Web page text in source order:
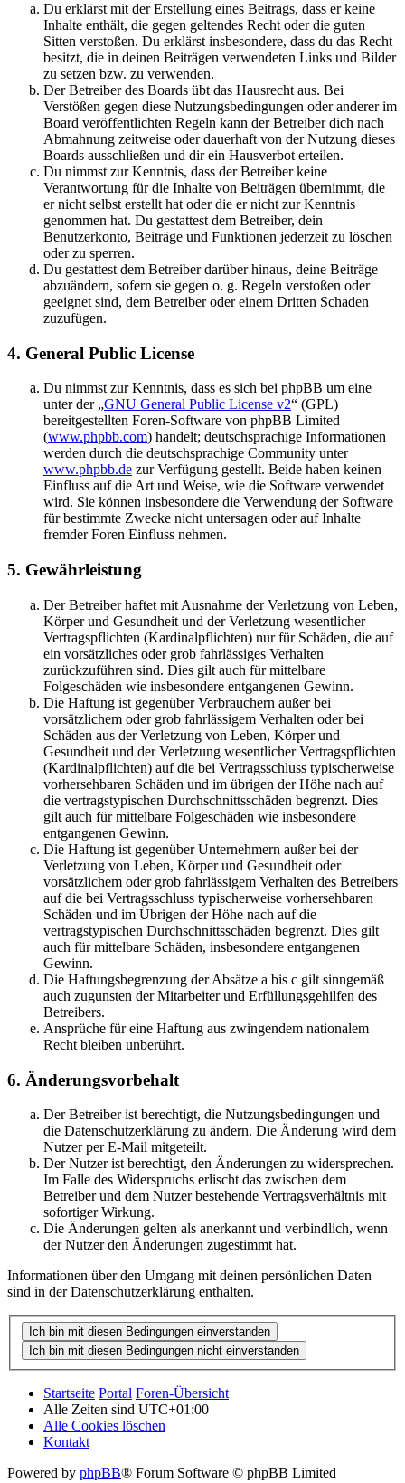
Du erklärst mit der Erstellung eines Beitrags, dass er keine
Inhalte enthält, die gegen geltendes Recht oder die guten
Sitten verstoßen. Du erklärst insbesondere, dass du das Recht
besitzt, die in deinen Beiträgen verwendeten Links und Bilder
zu setzen bzw. zu verwenden.
Der Betreiber des Boards übt das Hausrecht aus. Bei
Verstößen gegen diese Nutzungsbedingungen oder anderer im
Board veröffentlichten Regeln kann der Betreiber dich nach
Abmahnung zeitweise oder dauerhaft von der Nutzung dieses
Boards ausschließen und dir ein Hausverbot erteilen.
Du nimmst zur Kenntnis, dass der Betreiber keine
Verantwortung für die Inhalte von Beiträgen übernimmt, die
er nicht selbst erstellt hat oder die er nicht zur Kenntnis
genommen hat. Du gestattest dem Betreiber, dein
Benutzerkonto, Beiträge und Funktionen jederzeit zu löschen
oder zu sperren.
Du gestattest dem Betreiber darüber hinaus, deine Beiträge
abzuändern, sofern sie gegen o. g. Regeln verstoßen oder
geeignet sind, dem Betreiber oder einem Dritten Schaden
zuzufügen.
4. General Public License
Du nimmst zur Kenntnis, dass es sich bei phpBB um eine
unter der „GNU General Public License v2“ (GPL)
bereitgestellten Foren-Software von phpBB Limited
(www.phpbb.com) handelt; deutschsprachige Informationen
werden durch die deutschsprachige Community unter
www.phpbb.de zur Verfügung gestellt. Beide haben keinen
Einfluss auf die Art und Weise, wie die Software verwendet
wird. Sie können insbesondere die Verwendung der Software
für bestimmte Zwecke nicht untersagen oder auf Inhalte
fremder Foren Einfluss nehmen.
5. Gewährleistung
Der Betreiber haftet mit Ausnahme der Verletzung von Leben,
Körper und Gesundheit und der Verletzung wesentlicher
Vertragspflichten (Kardinalpflichten) nur für Schäden, die auf
ein vorsätzliches oder grob fahrlässiges Verhalten
zurückzuführen sind. Dies gilt auch für mittelbare
Folgeschäden wie insbesondere entgangenen Gewinn.
Die Haftung ist gegenüber Verbrauchern außer bei
vorsätzlichem oder grob fahrlässigem Verhalten oder bei
Schäden aus der Verletzung von Leben, Körper und
Gesundheit und der Verletzung wesentlicher Vertragspflichten
(Kardinalpflichten) auf die bei Vertragsschluss typischerweise
vorhersehbaren Schäden und im übrigen der Höhe nach auf
die vertragstypischen Durchschnittsschäden begrenzt. Dies
gilt auch für mittelbare Folgeschäden wie insbesondere
entgangenen Gewinn.
Die Haftung ist gegenüber Unternehmern außer bei der
Verletzung von Leben, Körper und Gesundheit oder
vorsätzlichem oder grob fahrlässigem Verhalten des Betreibers
auf die bei Vertragsschluss typischerweise vorhersehbaren
Schäden und im Übrigen der Höhe nach auf die
vertragstypischen Durchschnittsschäden begrenzt. Dies gilt
auch für mittelbare Schäden, insbesondere entgangenen
Gewinn.
Die Haftungsbegrenzung der Absätze a bis c gilt sinngemäß
auch zugunsten der Mitarbeiter und Erfüllungsgehilfen des
Betreibers.
Ansprüche für eine Haftung aus zwingendem nationalem
Recht bleiben unberührt.
6. Änderungsvorbehalt
Der Betreiber ist berechtigt, die Nutzungsbedingungen und
die Datenschutzerklärung zu ändern. Die Änderung wird dem
Nutzer per E-Mail mitgeteilt.
Der Nutzer ist berechtigt, den Änderungen zu widersprechen.
Im Falle des Widerspruchs erlischt das zwischen dem
Betreiber und dem Nutzer bestehende Vertragsverhältnis mit
sofortiger Wirkung.
Die Änderungen gelten als anerkannt und verbindlich, wenn
der Nutzer den Änderungen zugestimmt hat.
Informationen über den Umgang mit deinen persönlichen Daten
sind in der Datenschutzerklärung enthalten.
Startseite Portal Foren-Übersicht
Alle Zeiten sind UTC+01:00
Alle Cookies löschen
Kontakt
Powered by phpBB® Forum Software © phpBB Limited